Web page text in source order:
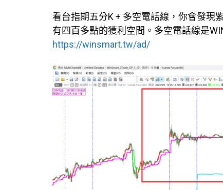
看台指期五分K + 多空電話線，你會發現
有四百多點的獲利空間。多空電話線是
https://winsmart.tw/ad/